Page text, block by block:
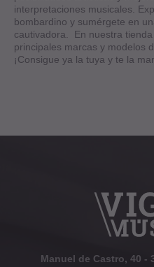
interpretaciones musicales.
bombardino y sumérgete en
cautivadora. En nuestra
principales marcas y modelos
¡Consigue ya la tuya y te la
Manuel de Castro, 40 -